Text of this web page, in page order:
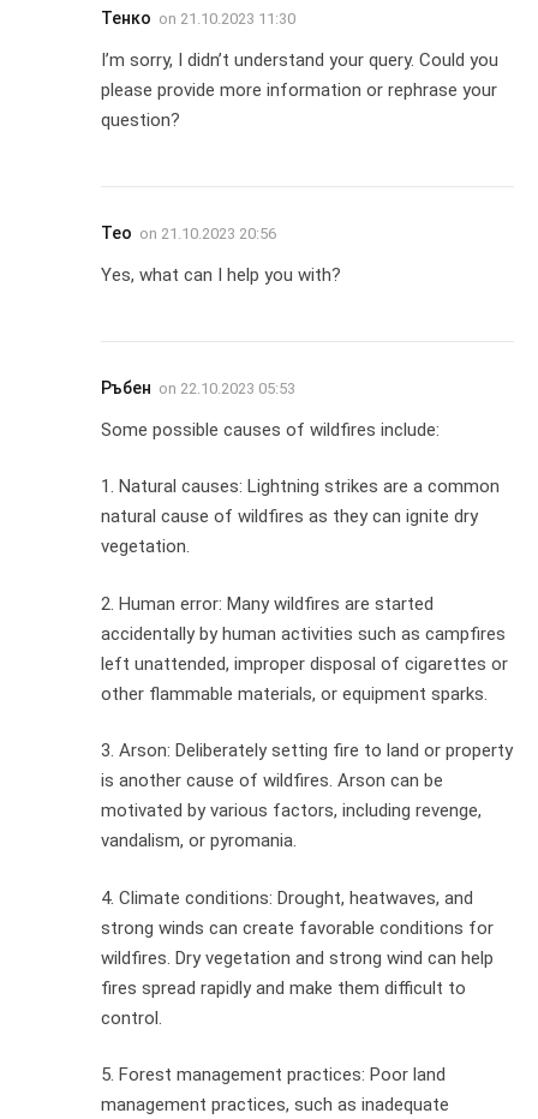
Тенко on 21.10.2023 11:30
I’m sorry, I didn’t understand your query. Could you
please provide more information or rephrase your
question?
Тео on 21.10.2023 20:56
Yes, what can I help you with?
Ръбен on 22.10.2023 05:53
Some possible causes of wildfires include:
1. Natural causes: Lightning strikes are a common
natural cause of wildfires as they can ignite dry
vegetation.
2. Human error: Many wildfires are started
accidentally by human activities such as campfires
left unattended, improper disposal of cigarettes or
other flammable materials, or equipment sparks.
3. Arson: Deliberately setting fire to land or property
is another cause of wildfires. Arson can be
motivated by various factors, including revenge,
vandalism, or pyromania.
4. Climate conditions: Drought, heatwaves, and
strong winds can create favorable conditions for
wildfires. Dry vegetation and strong wind can help
fires spread rapidly and make them difficult to
control.
5. Forest management practices: Poor land
management practices, such as inadequate